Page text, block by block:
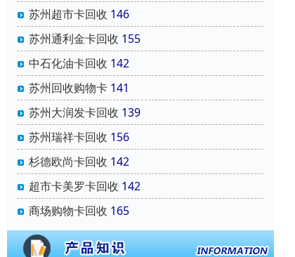
苏州超市卡回收 146
苏州通利金卡回收 155
中石化油卡回收 142
苏州回收购物卡 141
苏州大润发卡回收 139
苏州瑞祥卡回收 156
杉德欧尚卡回收 142
超市卡美罗卡回收 142
商场购物卡回收 165